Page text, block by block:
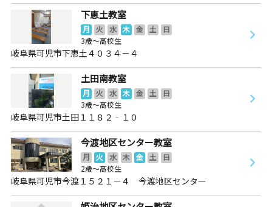
下恵土教室
月 火 水 木 金 土
日
3歳～高校生
岐阜県可児市下恵土４０３４－４
土田南教室
月 火 水 木 金 土
日
3歳～高校生
岐阜県可児市土田１１８２‐１０
今渡地区センター教室
月 火 水 木 金 土
日
2歳～高校生
岐阜県可児市今渡１５２１－４ 今渡地区センター